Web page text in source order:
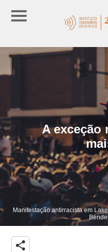
A exceção
Manifestação antirracista em
share